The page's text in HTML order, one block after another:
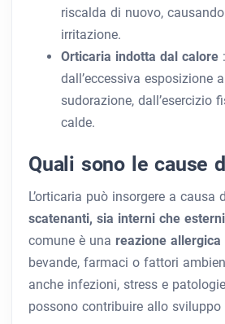
riscalda di nuovo,
irritazione.
Orticaria indotta dal calore
dall’eccessiva esposizione
sudorazione, dall’esercizio
calde.
Quali sono le cause
L’orticaria può insorgere a causa
scatenanti, sia interni che esterni
comune è una reazione allergica
bevande, farmaci o fattori
anche infezioni, stress e
possono contribuire allo sviluppo